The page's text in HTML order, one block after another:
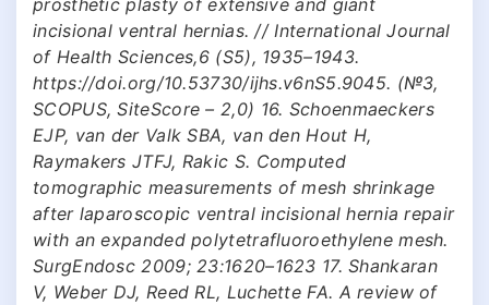
incisional ventral hernias. // International Journal
of Health Sciences,6 (S5), 1935–1943.
https://doi.org/10.53730/ijhs.v6nS5.9045. (№3,
SCOPUS, SiteScore – 2,0) 16. Schoenmaeckers
EJP, van der Valk SBA, van den Hout H,
Raymakers JTFJ, Rakic S. Computed
tomographic measurements of mesh shrinkage
after laparoscopic ventral incisional hernia repair
with an expanded polytetrafluoroethylene mesh.
SurgEndosc 2009; 23:1620–1623 17. Shankaran
V, Weber DJ, Reed RL, Luchette FA. A review of